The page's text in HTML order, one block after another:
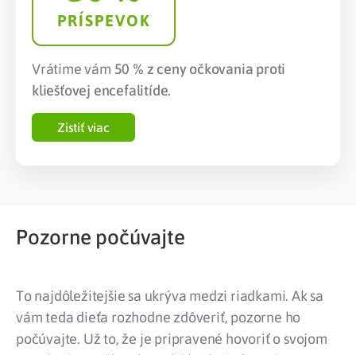
PRÍSPEVOK
Vrátime vám 50 % z ceny očkovania proti
kliešťovej encefalitíde.
Zistiť viac
Pozorne počúvajte
To najdôležitejšie sa ukrýva medzi riadkami. Ak sa
vám teda dieťa rozhodne zdôveriť, pozorne ho
počúvajte. Už to, že je pripravené hovoriť o svojom